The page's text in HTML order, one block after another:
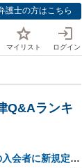
護士の方はこちら
マイリスト ログイン
Q&Aランキ
スクール規定変更前の入会者に新規定は適用されるのか